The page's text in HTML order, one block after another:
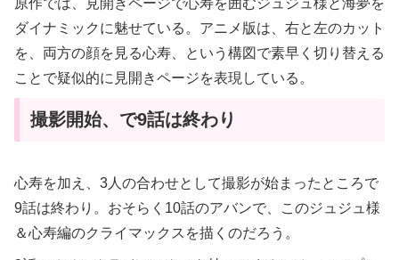
原作では、見開きページで心寿を囲むジュジュ様と海夢を
ダイナミックに魅せている。アニメ版は、右と左のカット
を、両方の顔を見る心寿、という構図で素早く切り替える
ことで疑似的に見開きページを表現している。
撮影開始、で9話は終わり
心寿を加え、3人の合わせとして撮影が始まったところで
9話は終わり。おそらく10話のアバンで、このジュジュ様
＆心寿編のクライマックスを描くのだろう。